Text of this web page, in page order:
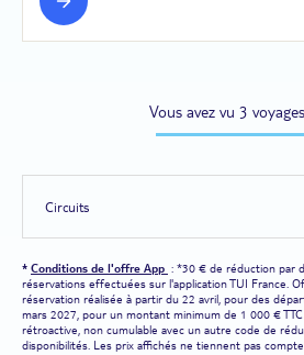
Vous avez vu 3
Circuits
* Conditions de l'offre App : *30 € de réduction par
réservations effectuées sur l'application TUI France.
réservation réalisée à partir du 22 avril, pour des
mars 2027, pour un montant minimum de 1 000 €
rétroactive, non cumulable avec un autre code de
disponibilités. Les prix affichés ne tiennent pas